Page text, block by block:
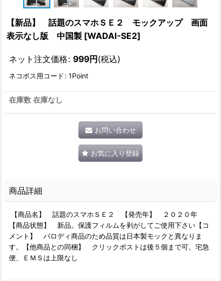
【新品】 話題のスマホＳＥ２ モックアップ 画面
表示なし版 中国製 [WADAI-SE2]
ネット注文価格: 999円(税込)
ネコポス用コード : 1Point
在庫数 在庫なし
お問い合わせ
お気に入り登録
商品詳細
【商品名】 話題のスマホＳＥ２ 【発売年】 ２０２０年
【商品状態】 新品。保護フィルムを剥がしてご使用下さい【コ
メント】 パロディ商品のため品質は日本製モックと異なりま
す。【他商品との同梱】 クリックポストは後５個まで可。宅急
便、ＥＭＳは上限なし